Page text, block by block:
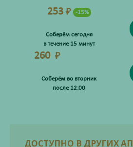
253 ₽ -15%
Соберём сегодня
в течение 15 минут
260 ₽
Соберём во вторник
после 12:00
ДОСТУПНО В ДРУГИХ